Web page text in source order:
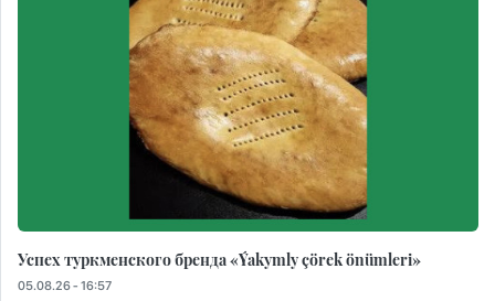
Успех туркменского бренда «Ýakymly çörek önümleri»
05.08.26 - 16:57